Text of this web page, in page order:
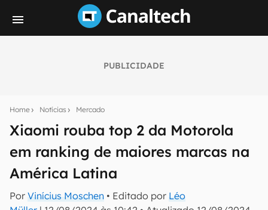
PUBLICIDADE
Home Notícias Mercado
Xiaomi rouba top 2 da Motorola
em ranking de maiores marcas na
América Latina
Por Vinícius Moschen • Editado por Léo
notícias e reviews sobre tecnologia em primeira
E-mail
inscreva-se